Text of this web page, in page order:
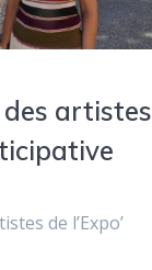
artistes
de l’Expo’